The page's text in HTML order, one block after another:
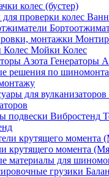
колес (бустер)
Мойки Колес
Генераторы
крутящего момента
материалы для